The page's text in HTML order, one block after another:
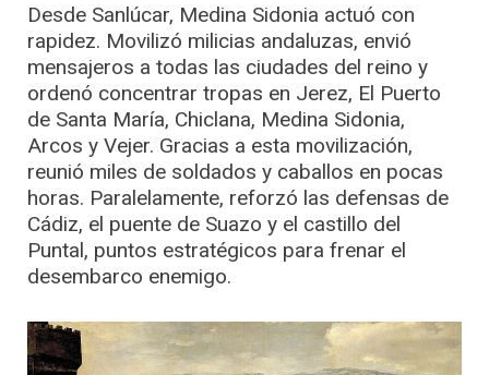
Desde Sanlúcar, Medina Sidonia actuó con
rapidez. Movilizó milicias andaluzas, envió
mensajeros a todas las ciudades del reino y
ordenó concentrar tropas en Jerez, El Puerto
de Santa María, Chiclana, Medina Sidonia,
Arcos y Vejer. Gracias a esta movilización,
reunió miles de soldados y caballos en pocas
horas. Paralelamente, reforzó las defensas de
Cádiz, el puente de Suazo y el castillo del
Puntal, puntos estratégicos para frenar el
desembarco enemigo.